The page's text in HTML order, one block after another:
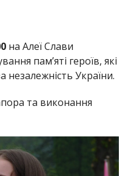
на Алеї Слави
пам’яті героїв, які
незалежність України.
та виконання